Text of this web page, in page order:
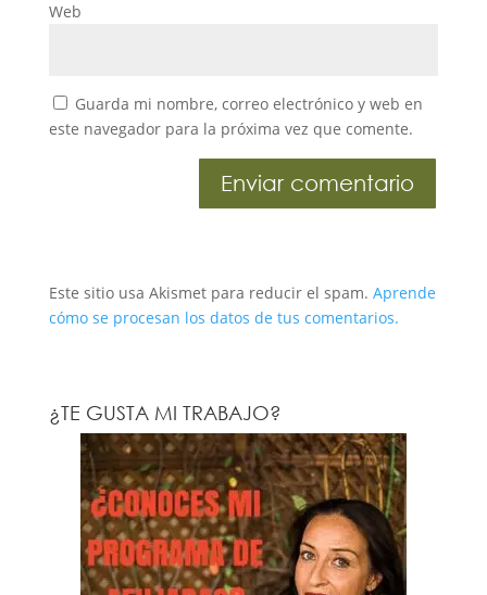
Web
Guarda mi nombre, correo electrónico y web en
este navegador para la próxima vez que comente.
Este sitio usa Akismet para reducir el spam. Aprende
cómo se procesan los datos de tus comentarios.
¿TE GUSTA MI TRABAJO?